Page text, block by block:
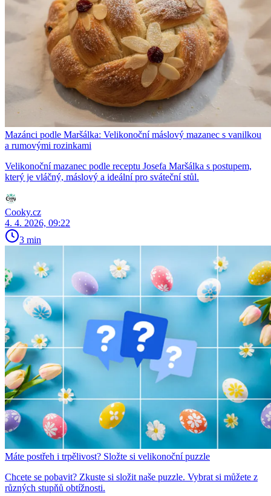
Mazánci podle Maršálka: Velikonoční máslový mazanec s vanilkou
a rumovými rozinkami
Velikonoční mazanec podle receptu Josefa Maršálka s postupem,
který je vláčný, máslový a ideální pro sváteční stůl.
Cooky.cz
4. 4. 2026, 09:22
3 min
Máte postřeh i trpělivost? Složte si velikonoční puzzle
Chcete se pobavit? Zkuste si složit naše puzzle. Vybrat si můžete z
různých stupňů obtížnosti.